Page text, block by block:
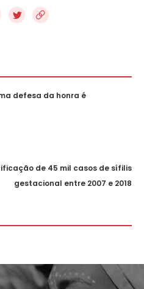
defesa da honra é
de 45 mil casos de sífilis
gestacional entre 2007 e 2018